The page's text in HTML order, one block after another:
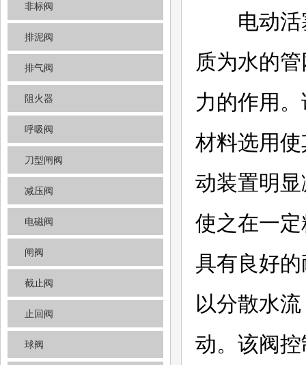
非标阀
排泥阀
排气阀
阻火器
呼吸阀
刀型闸阀
减压阀
电磁阀
闸阀
截止阀
止回阀
球阀
电动活塞
质为水的
力的作用
材料选用
动装置明
使之在一
具有良好
以分散水
动。该阀